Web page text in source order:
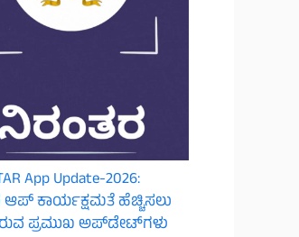
App Update-2026:
ಆಪ್ ಕಾರ್ಯಕ್ಷಮತೆ ಹೆಚ್ಚಿಸಲು
ಪ್ರಮುಖ ಅಪ್‌ಡೇಟ್‌ಗಳು